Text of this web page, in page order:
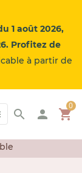
1 août 2026,
Profitez de
à partir de
search person shopping_cart
0